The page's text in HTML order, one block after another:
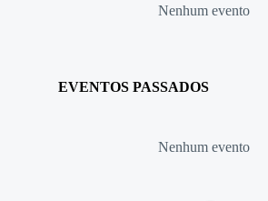
Nenhum evento
EVENTOS PASSADOS
Nenhum evento